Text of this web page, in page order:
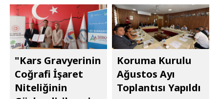
"Kars Gravyerinin
Coğrafi İşaret
Niteliğinin
Koruma Kurulu
Ağustos Ayı
Toplantısı Yapıldı